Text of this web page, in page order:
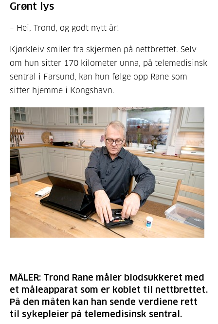
Grønt lys
– Hei, Trond, og godt nytt år!
Kjørkleiv smiler fra skjermen på nettbrettet. Selv
om hun sitter 170 kilometer unna, på telemedisinsk
sentral i Farsund, kan hun følge opp Rane som
sitter hjemme i Kongshavn.
MÅLER: Trond Rane måler blodsukkeret med
et måleapparat som er koblet til nettbrettet.
På den måten kan han sende verdiene rett
til sykepleier på telemedisinsk sentral.